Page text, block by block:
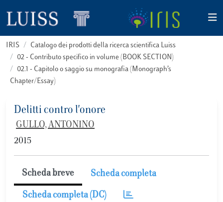
IRIS
Catalogo dei prodotti della ricerca scientifica Luiss
02 - Contributo specifico in volume (BOOK SECTION)
02.1 - Capitolo o saggio su monografia (Monograph’s
Chapter/Essay)
Delitti contro l'onore
GULLO, ANTONINO
2015
Scheda breve Scheda completa
Scheda completa (DC)